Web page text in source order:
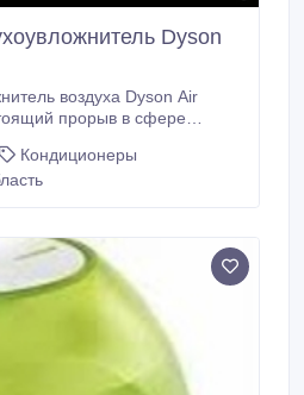
Dyson
воздуха Dyson Air
прорыв в сфере
климат в вашем доме. Это
включает в себя несколько
при этом в
фильтров для очистки воды.
Кондиционеры